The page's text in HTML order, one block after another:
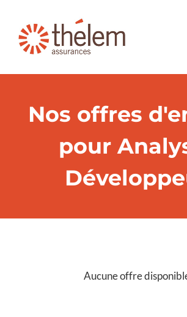
Nos offres
pour
Aucune offre